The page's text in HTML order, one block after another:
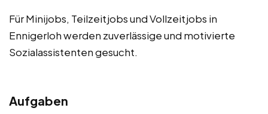
Für Minijobs, Teilzeitjobs und Vollzeitjobs in
Ennigerloh werden zuverlässige und motivierte
Sozialassistenten gesucht.
Aufgaben